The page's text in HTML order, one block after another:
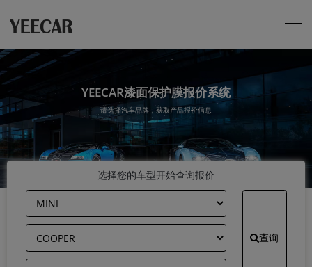
YEECAR漆面保护膜报价系统
请选择汽车品牌，获取产品报价信息
选择您的车型开始查询报价
查询